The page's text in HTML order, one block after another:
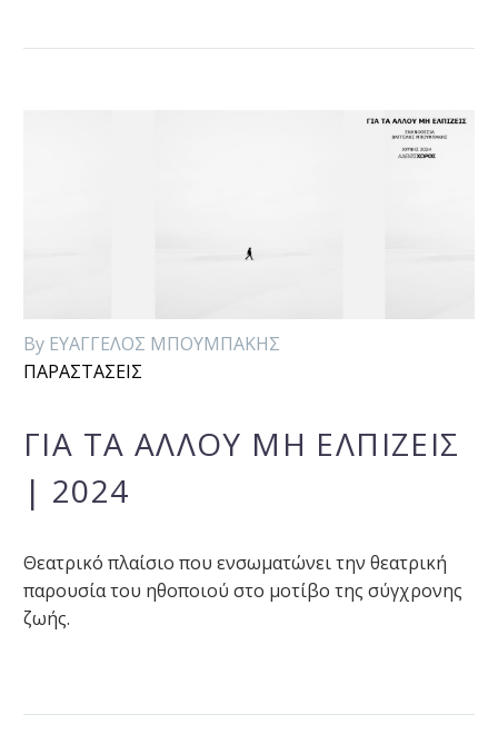
By ΕΥΑΓΓΕΛΟΣ ΜΠΟΥΜΠΑΚΗΣ
ΠΑΡΑΣΤΑΣΕΙΣ
ΓΙΑ ΤΑ ΑΛΛΟΥ ΜΗ ΕΛΠΙΖΕΙΣ
| 2024
Θεατρικό πλαίσιο που ενσωματώνει την θεατρική
παρουσία του ηθοποιού στο μοτίβο της σύγχρονης
ζωής.